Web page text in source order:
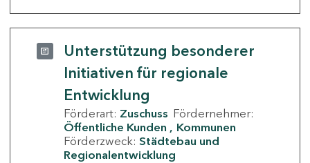
Unterstützung besonderer
Initiativen für regionale
Entwicklung
Förderart: Zuschuss Fördernehmer:
Öffentliche Kunden
Kommunen
Förderzweck: Städtebau und
Regionalentwicklung